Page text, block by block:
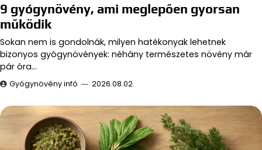
9 gyógynövény, ami meglepően gyorsan
működik
Sokan nem is gondolnák, milyen hatékonyak lehetnek
bizonyos gyógynövények: néhány természetes növény már
pár óra…
Gyógynövény infó 2026.08.02.